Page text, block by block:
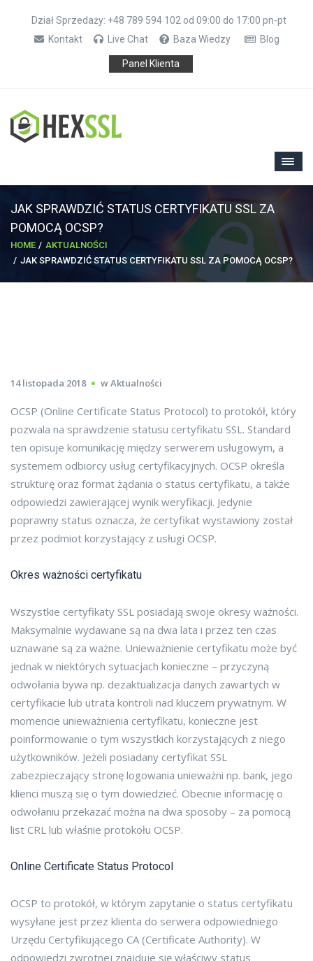
Dział Sprzedaży: +48 789 594 102 od 09:00 do 17:00 pn-pt
Kontakt
Live Chat Baza Wiedzy Blog
Panel Klienta
JAK SPRAWDZIĆ STATUS CERTYFIKATU SSL ZA
POMOCĄ OCSP?
HOME
AKTUALNOŚCI
JAK SPRAWDZIĆ STATUS CERTYFIKATU SSL ZA POMOCĄ OCSP?
14 listopada 2018 wAktualności
OCSP (Online Certificate Status Protocol) to protokół, który
pozwala na sprawdzenie statusu certyfikatu SSL. Standard
ten opisuje komunikację między serwerem usługowym, a
systemem odbiorcy usług certyfikacyjnych. OCSP określa
strukturę oraz format żądania o status certyfikatu, a także
odpowiedzi zawierającej wynik weryfikacji. Jedynie
poprawny status oznacza, że certyfikat wystawiony został
przez podmiot korzystający z usługi OCSP.
Okres ważności certyfikatu
Wszystkie certyfikaty SSL posiadają swoje okresy ważności.
Maksymalnie wydawane są na dwa lata i przez ten czas
uznawane są za ważne. Unieważnienie certyfikatu może być
jednak w niektórych sytuacjach konieczne – przyczyną
odwołania bywa np. dezaktualizacja danych zawartych w
certyfikacie lub utrata kontroli nad kluczem prywatnym. W
momencie unieważnienia certyfikatu, konieczne jest
poinformowanie o tym wszystkich korzystających z niego
użytkowników. Jeżeli posiadany certyfikat SSL
zabezpieczający stronę logowania unieważni np. bank, jego
klienci muszą się o tym dowiedzieć. Obecnie informację o
odwołaniu przekazać można na dwa sposoby – za pomocą
list CRL lub właśnie protokołu OCSP.
Online Certificate Status Protocol
OCSP to protokół, w którym zapytanie o status certyfikatu
wysyłane jest przez klienta do serwera odpowiedniego
Urzędu Certyfikującego CA (Certificate Authority). W
odpowiedzi zwrotnej znajduje się właściwy status